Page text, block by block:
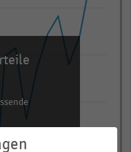
Kennzahlen